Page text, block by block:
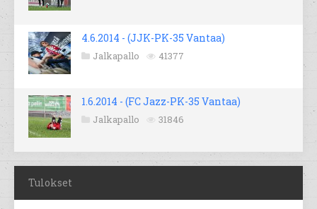
4.6.2014 - (JJK-PK-35 Vantaa)
Jalkapallo 41377
1.6.2014 - (FC Jazz-PK-35 Vantaa)
Jalkapallo 31846
Tulokset